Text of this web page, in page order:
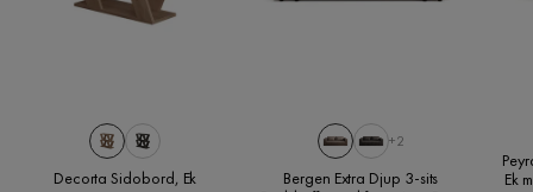
Decorta Sidobord, Ek
+2
Bergen Extra Djup 3-sits
Ek